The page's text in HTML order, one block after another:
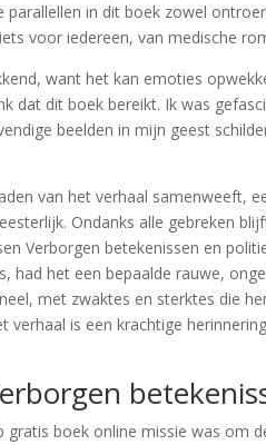
in dit boek zowel
voor iedereen, van medische
want het kan emoties
dat dit boek bereikt. Ik was
beelden in mijn geest
van het verhaal samenweeft,
Ondanks alle gebreken
Verborgen betekenissen en
het een bepaalde rauwe,
met zwaktes en sterktes die
is een krachtige
boek online missie was om